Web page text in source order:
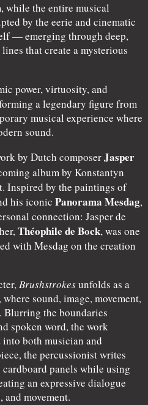
while the entire musical
by the eerie and cinematic
— emerging through deep,
that create a mysterious
power, virtuosity, and
a legendary figure from
musical experience where
sound.
by Dutch composerJasper
album by Konstantyn
Inspired by the paintings of
his iconic Panorama Mesdag,
connection: Jasper de
Théophile de Bock, was one
with Mesdag on the creation
Brushstrokesunfolds as a
sound, image, movement,
Blurring the boundaries
spoken word, the work
both musician and
the percussionist writes
panels while using
an expressive dialogue
and movement.